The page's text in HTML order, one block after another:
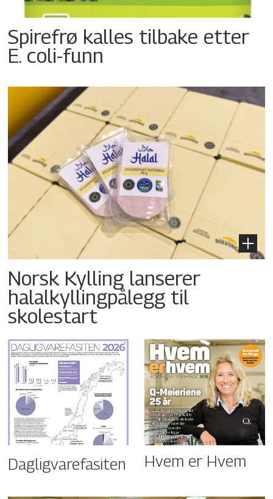
Spirefrø kalles tilbake etter
E. coli-funn
Norsk Kylling lanserer
halalkyllingpålegg til
skolestart
Dagligvarefasiten Hvem er Hvem